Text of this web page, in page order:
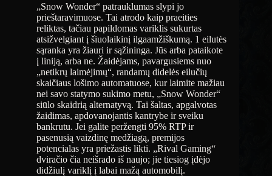
„Snow Wonder“ patrauklumas slypi jo
prieštaravimuose. Tai atrodo kaip praeities
reliktas, tačiau papildomas variklis sukurtas
atsižvelgiant į šiuolaikinį ilgaamžiškumą. 1 eilutės
sąranka yra žiauri ir sąžininga. Jūs arba pataikote
į liniją, arba ne. Žaidėjams, pavargusiems nuo
„netikrų laimėjimų“, randamų didelės eilučių
skaičiaus lošimo automatuose, kur laimite mažiau
nei savo statymo sukimo metu, „Snow Wonder“
siūlo skaidrią alternatyvą. Tai šaltas, apgalvotas
žaidimas, apdovanojantis kantrybe ir sveiku
bankrutu. Jei galite peržengti 95% RTP ir
pasenusią vaizdinę medžiagą, premijos
potencialas yra priežastis likti. „Rival Gaming“
dviračio čia neišrado iš naujo; jie tiesiog įdėjo
didžiulį variklį į labai mažą automobilį.